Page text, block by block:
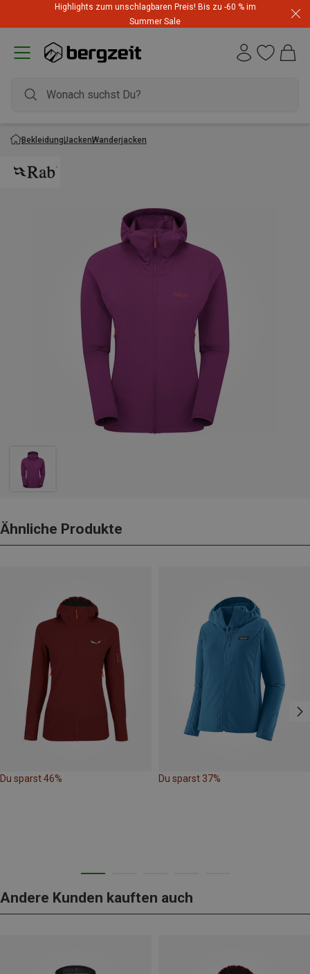
Highlights zum unschlagbaren Preis! Bis zu -60 % im
Summer Sale
BekleidungJackenWanderjacken
Ähnliche Produkte
Du sparst 46% Du sparst 37%
Andere Kunden kauften auch